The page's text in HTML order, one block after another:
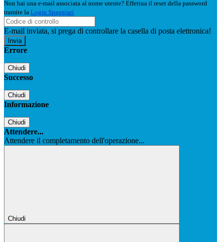
Non hai una e-mail associata al nome utente? Effettua il reset della password
tramite la Login Spaggiari
E-mail inviata, si prega di controllare la casella di posta elettronica!
Errore
Chiudi
Successo
Chiudi
Informazione
Chiudi
Attendere...
Attendere il completamento dell'operazione...
Chiudi